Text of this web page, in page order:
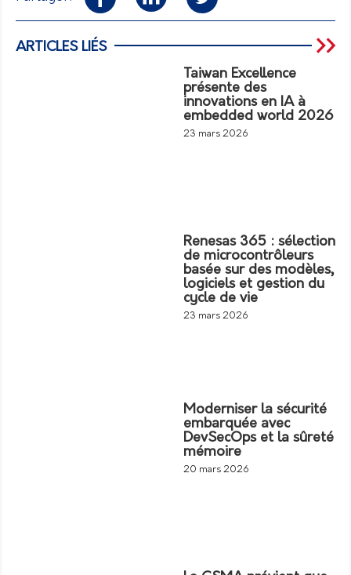
ARTICLES LIÉS
Taiwan Excellence
présente des
innovations en IA à
embedded world 2026
23 mars 2026
Renesas 365 : sélection
de microcontrôleurs
basée sur des modèles,
logiciels et gestion du
cycle de vie
23 mars 2026
Moderniser la sécurité
embarquée avec
DevSecOps et la sûreté
mémoire
20 mars 2026